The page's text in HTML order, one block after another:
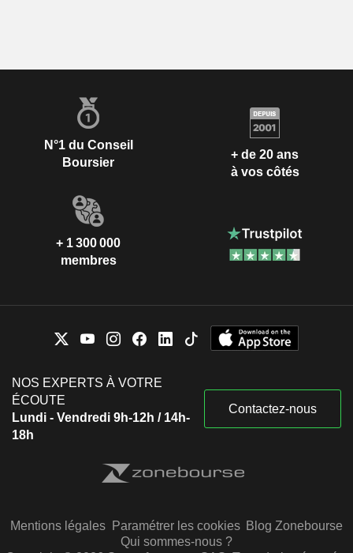
N°1 du Conseil
Boursier
+ de 20 ans
à vos côtés
+ 1 300 000
membres
NOS EXPERTS À VOTRE
ÉCOUTE
Lundi - Vendredi 9h-12h / 14h-
18h
Contactez-nous
Mentions légales Paramétrer les cookies Blog Zonebourse
Qui sommes-nous ?